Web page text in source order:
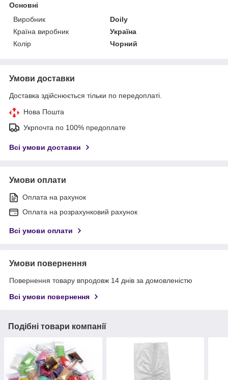
Основні
Виробник
Doily
Країна виробник
Україна
Колір
Чорний
Умови доставки
Доставка здійснюється тільки по передоплаті.
Нова Пошта
Укрпочта по 100% предоплате
Всі умови доставки
Умови оплати
Оплата на рахунок
Оплата на розрахунковий рахунок
Всі умови оплати
Умови повернення
Повернення товару впродовж 14 днів за домовленістю
Всі умови повернення
Подібні товари компанії